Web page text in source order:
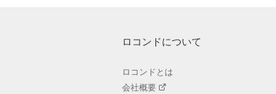
ロコンドについて
ロコンドとは
会社概要